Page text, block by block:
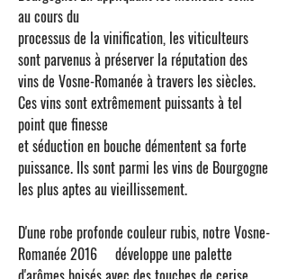
au cours du
processus de la vinification, les viticulteurs
sont parvenus à préserver la réputation des
vins de Vosne-Romanée à travers les siècles.
Ces vins sont extrêmement puissants à tel
point que finesse
et séduction en bouche démentent sa forte
puissance. Ils sont parmi les vins de Bourgogne
les plus aptes au vieillissement.
D'une robe profonde couleur rubis, notre Vosne-
Romanée 2016
développe une palette